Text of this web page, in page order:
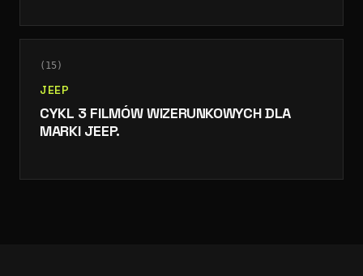
INTERNETOWYM.
( 15 )
JEEP
CYKL 3 FILMÓW WIZERUNKOWYCH DLA
MARKI JEEP.